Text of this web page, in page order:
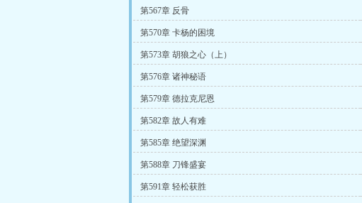
第567章 反骨
第570章 卡杨的困境
第573章 胡狼之心（上）
第576章 诸神秘语
第579章 德拉克尼恩
第582章 故人有难
第585章 绝望深渊
第588章 刀锋盛宴
第591章 轻松获胜